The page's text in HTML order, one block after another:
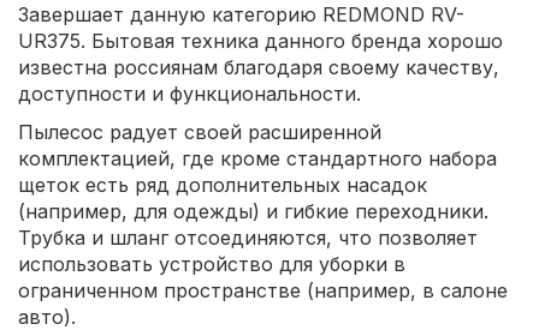
Завершает данную категорию REDMOND RV-
UR375. Бытовая техника данного бренда хорошо
известна россиянам благодаря своему качеству,
доступности и функциональности.
Пылесос радует своей расширенной
комплектацией, где кроме стандартного набора
щеток есть ряд дополнительных насадок
(например, для одежды) и гибкие переходники.
Трубка и шланг отсоединяются, что позволяет
использовать устройство для уборки в
ограниченном пространстве (например, в салоне
авто).